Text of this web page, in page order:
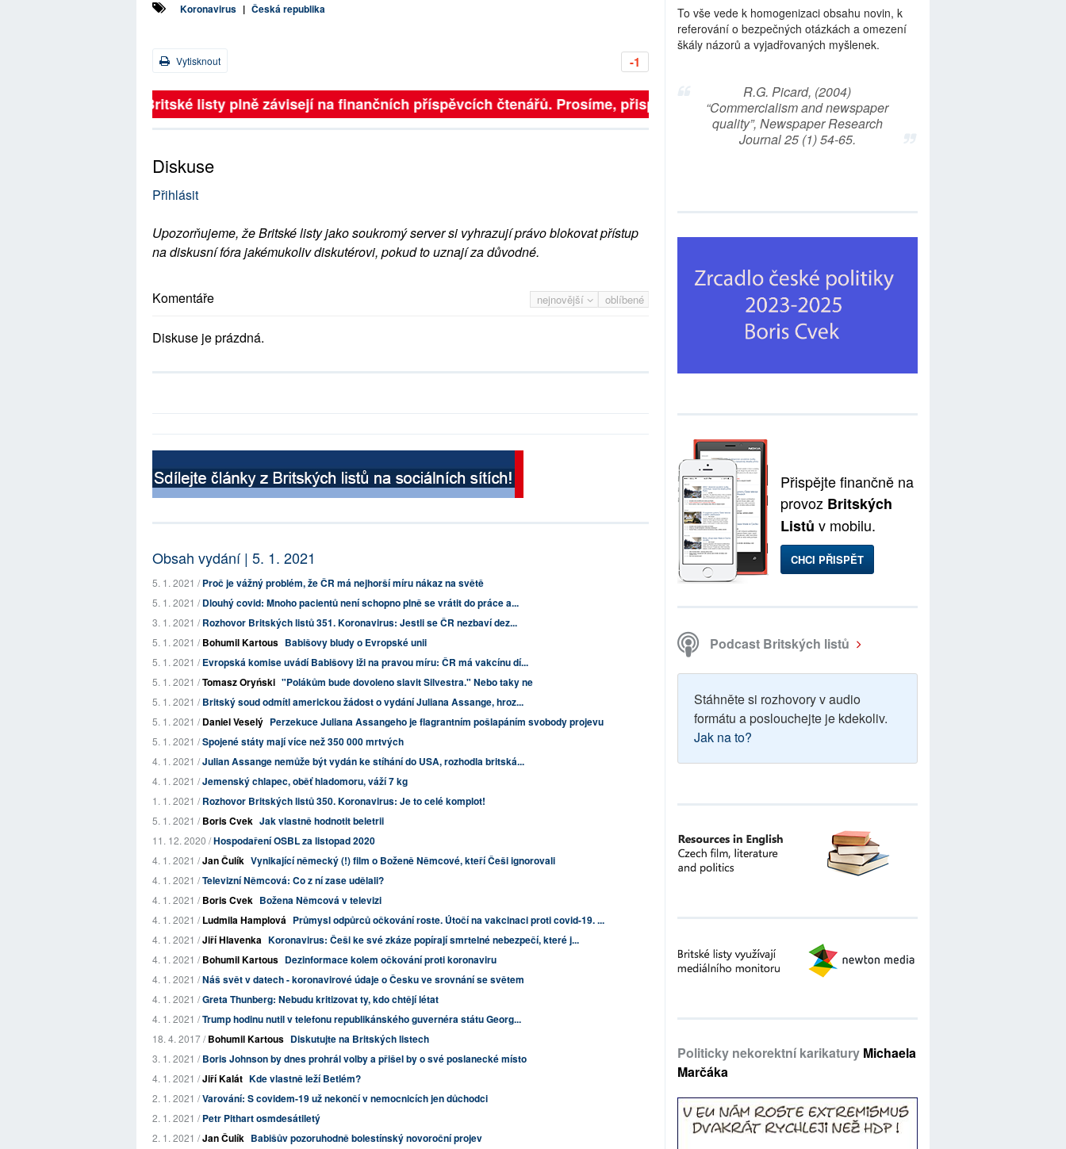
Koronavirus | Česká republika
-1
Vytisknout
Britské listy plně závisejí na finančních příspěvcích čtenářů. Prosíme, přispějte. ➥
Diskuse
Přihlásit
Upozorňujeme, že Britské listy jako soukromý server si vyhrazují právo blokovat přístup
na diskusní fóra jakémukoliv diskutérovi, pokud to uznají za důvodné.
nejnovější oblíbené
Komentáře
Diskuse je prázdná.
Obsah vydání | 5. 1. 2021
5. 1. 2021 /Proč je vážný problém, že ČR má nejhorší míru nákaz na světě
5. 1. 2021 /Dlouhý covid: Mnoho pacientů není schopno plně se vrátit do práce a...
3. 1. 2021 /Rozhovor Britských listů 351. Koronavirus: Jestli se ČR nezbaví dez...
5. 1. 2021 /Bohumil Kartous Babišovy bludy o Evropské unii
5. 1. 2021 /Evropská komise uvádí Babišovy lži na pravou míru: ČR má vakcínu dí...
5. 1. 2021 /Tomasz Oryński "Polákům bude dovoleno slavit Silvestra." Nebo taky ne
5. 1. 2021 /Britský soud odmítl americkou žádost o vydání Juliana Assange, hroz...
5. 1. 2021 /Daniel Veselý Perzekuce Juliana Assangeho je flagrantním pošlapáním svobody projevu
5. 1. 2021 /Spojené státy mají více než 350 000 mrtvých
4. 1. 2021 /Julian Assange nemůže být vydán ke stíhání do USA, rozhodla britská...
4. 1. 2021 /Jemenský chlapec, oběť hladomoru, váží 7 kg
1. 1. 2021 /Rozhovor Britských listů 350. Koronavirus: Je to celé komplot!
5. 1. 2021 /Boris Cvek Jak vlastně hodnotit beletrii
11. 12. 2020 /Hospodaření OSBL za listopad 2020
4. 1. 2021 /Jan Čulík Vynikající německý (!) film o Boženě Němcové, kteří Češi ignorovali
4. 1. 2021 /Televizní Němcová: Co z ní zase udělali?
4. 1. 2021 /Boris Cvek Božena Němcová v televizi
4. 1. 2021 /Ludmila Hamplová Průmysl odpůrců očkování roste. Útočí na vakcinaci proti covid-19. ...
4. 1. 2021 /Jiří Hlavenka Koronavirus: Češi ke své zkáze popírají smrtelné nebezpečí, které j...
4. 1. 2021 /Bohumil Kartous Dezinformace kolem očkování proti koronaviru
4. 1. 2021 /Náš svět v datech - koronavirové údaje o Česku ve srovnání se světem
4. 1. 2021 /Greta Thunberg: Nebudu kritizovat ty, kdo chtějí létat
4. 1. 2021 /Trump hodinu nutil v telefonu republikánského guvernéra státu Georg...
18. 4. 2017 /Bohumil Kartous Diskutujte na Britských listech
3. 1. 2021 /Boris Johnson by dnes prohrál volby a přišel by o své poslanecké místo
4. 1. 2021 /Jiří Kalát Kde vlastně leží Betlém?
2. 1. 2021 /Varování: S covidem-19 už nekončí v nemocnicích jen důchodci
2. 1. 2021 /Petr Pithart osmdesátiletý
2. 1. 2021 /Jan Čulík Babišův pozoruhodně bolestínský novoroční projev
To vše vede k homogenizaci obsahu novin, k
referování o bezpečných otázkách a omezení
škály názorů a vyjadřovaných myšlenek.
R.G. Picard, (2004)
“Commercialism and newspaper
quality”, Newspaper Research
Journal 25 (1) 54-65.
Přispějte finančně na
provoz Britských
Listů v mobilu.
CHCI PŘISPĚT
Podcast Britských listů
Stáhněte si rozhovory v audio
formátu a poslouchejte je kdekoliv.
Jak na to?
Politicky nekorektní karikatury Michaela
Marčáka